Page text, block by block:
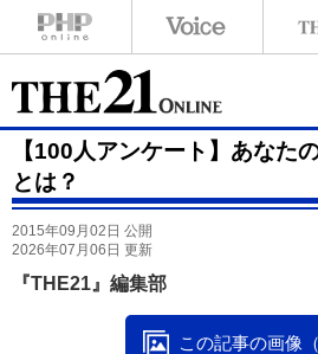
【100人アンケート】あなた
とは？
2015年09月02日 公開
2026年07月06日 更新
『THE21』編集部
この記事の画像